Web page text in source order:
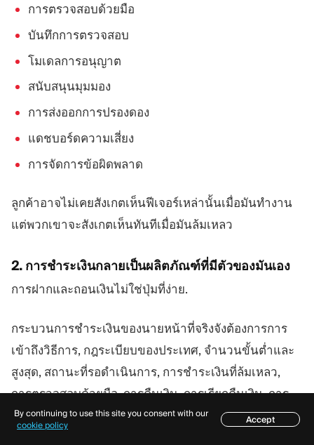
การตรวจสอบด้วยมือ
บันทึกการตรวจสอบ
โมเดลการอนุญาต
สนับสนุนมุมมอง
การส่งออกการปรองดอง
แดชบอร์ดความเสี่ยง
การจัดการข้อผิดพลาด
ลูกค้าอาจไม่เคยสังเกตเห็นฟีเจอร์เหล่านั้นเมื่อมันทำงาน
แต่พวกเขาจะสังเกตเห็นทันทีเมื่อมันล้มเหลว
2. การชำระเงินกลายเป็นผลิตภัณฑ์ที่มีตัวของมันเอง
การฝากและถอนเงินไม่ใช่ปุ่มที่ง่าย.
กระบวนการชำระเงินของนายหน้าที่จริงจังต้องการการ
เข้าถึงวิธีการ, กฎระเบียบของประเทศ, จำนวนขั้นต่ำและ
สูงสุด, สถานะที่รอดำเนินการ, การชำระเงินที่ล้มเหลว,
การตรวจสอบด้วยมือ, การคืนเงิน, การเรียกคืนเงิน, การ
ตอบกลับจากผู้ให้บริการ, รายงานการชำระเงิน, ข้อจำกัด
สารบัญ
By continuing to use this site you consent with our
cookie policy
Accept